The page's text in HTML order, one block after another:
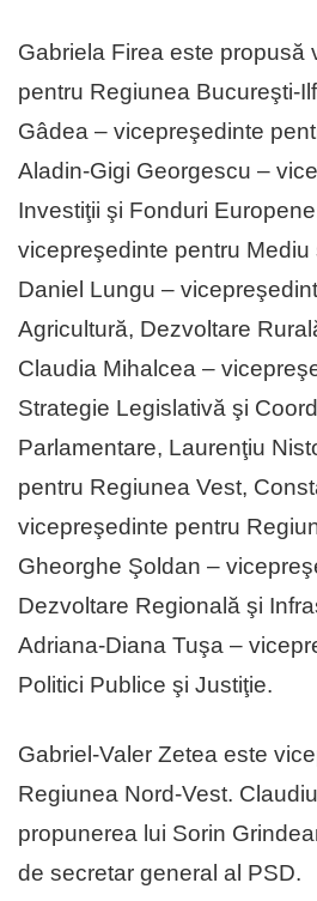
Gabriela Firea este propusă
pentru Regiunea Bucureşti-
Gâdea – vicepreşedinte
Aladin-Gigi Georgescu –
Investiţii şi Fonduri
vicepreşedinte pentru
Daniel Lungu –
Agricultură, Dezvoltare
Claudia Mihalcea –
Strategie Legislativă şi
Parlamentare, Laurenţiu
pentru Regiunea Vest,
vicepreşedinte pentru
Gheorghe Şoldan –
Dezvoltare Regională şi
Adriana-Diana Tuşa –
Politici Publice şi Justiţie.
Gabriel-Valer Zetea este
Regiunea Nord-Vest.
propunerea lui Sorin
de secretar general al PSD.